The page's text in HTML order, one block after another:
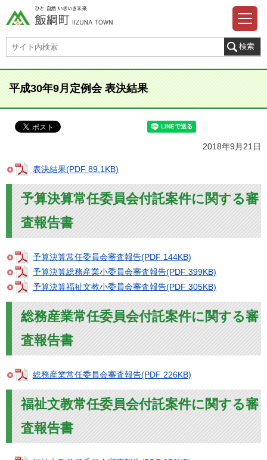
平成30年9月定例会 表決結果
2018年9月21日
表決結果(PDF 89.1KB)
予算決算常任委員会付託案件に関する審
査報告書
予算決算常任委員会審査報告(PDF 144KB)
予算決算総務産業小委員会審査報告(PDF 399KB)
予算決算福祉文教小委員会審査報告(PDF 305KB)
総務産業常任委員会付託案件に関する審
査報告書
総務産業常任委員会審査報告(PDF 226KB)
福祉文教常任委員会付託案件に関する審
査報告書